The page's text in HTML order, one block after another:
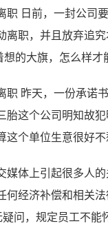
职 日前，一封公司
离职，并且放弃追
想的大旗，怎么样
职 昨天，一份承诺
胎这个公司明知故
这个单位生意很好
媒体上引起很多人
何经济补偿和相关
疑问，规定员工不